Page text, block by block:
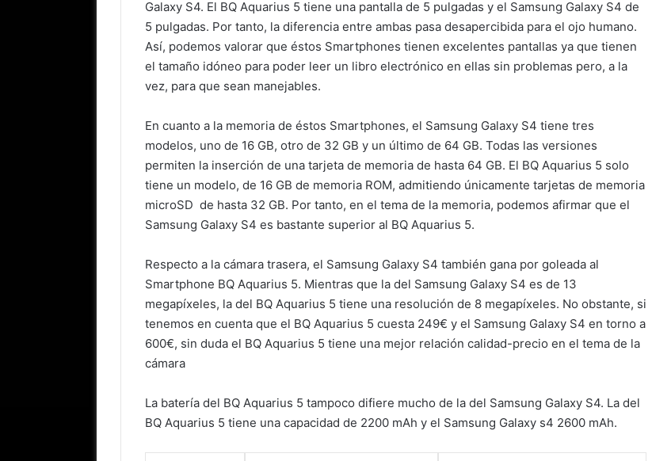
Galaxy S4. El BQ Aquarius 5 tiene una pantalla de 5 pulgadas y el Samsung Galaxy S4 de
5 pulgadas. Por tanto, la diferencia entre ambas pasa desapercibida para el ojo humano.
Así, podemos valorar que éstos Smartphones tienen excelentes pantallas ya que tienen
el tamaño idóneo para poder leer un libro electrónico en ellas sin problemas pero, a la
vez, para que sean manejables.
En cuanto a la memoria de éstos Smartphones, el Samsung Galaxy S4 tiene tres
modelos, uno de 16 GB, otro de 32 GB y un último de 64 GB. Todas las versiones
permiten la inserción de una tarjeta de memoria de hasta 64 GB. El BQ Aquarius 5 solo
tiene un modelo, de 16 GB de memoria ROM, admitiendo únicamente tarjetas de memoria
microSD de hasta 32 GB. Por tanto, en el tema de la memoria, podemos afirmar que el
Samsung Galaxy S4 es bastante superior al BQ Aquarius 5.
Respecto a la cámara trasera, el Samsung Galaxy S4 también gana por goleada al
Smartphone BQ Aquarius 5. Mientras que la del Samsung Galaxy S4 es de 13
megapíxeles, la del BQ Aquarius 5 tiene una resolución de 8 megapíxeles. No obstante, si
tenemos en cuenta que el BQ Aquarius 5 cuesta 249€ y el Samsung Galaxy S4 en torno a
600€, sin duda el BQ Aquarius 5 tiene una mejor relación calidad-precio en el tema de la
cámara
La batería del BQ Aquarius 5 tampoco difiere mucho de la del Samsung Galaxy S4. La del
BQ Aquarius 5 tiene una capacidad de 2200 mAh y el Samsung Galaxy s4 2600 mAh.